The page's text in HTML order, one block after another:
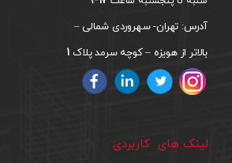
آدرس: تهران- سهروردی شمالی –
بالاتر از هویزه – کوچه سرمد پلاک 1
لینک های کاربردی